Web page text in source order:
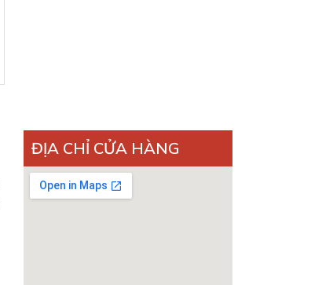
ĐỊA CHỈ CỬA HÀNG